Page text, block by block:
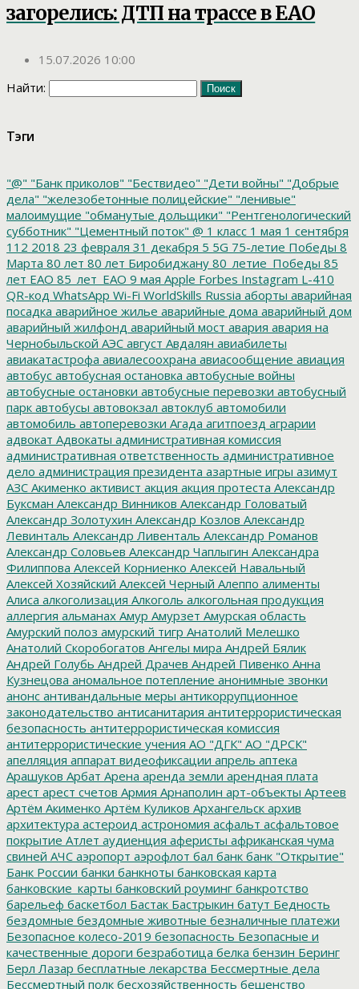
загорелись: ДТП на трассе в ЕАО
15.07.2026 10:00
Найти:
Тэги
"@" "Банк приколов" "Бествидео" "Дети войны" "Добрые
дела" "железобетонные полицейские" "ленивые"
малоимущие "обманутые дольщики" "Рентгенологический
субботник" "Цементный поток" @ 1 класс 1 мая 1 сентября
112 2018 23 февраля 31 декабря 5 5G 75-летие Победы 8
Марта 80 лет 80 лет Биробиджану 80_летие_Победы 85
лет ЕАО 85_лет_ЕАО 9 мая Apple Forbes Instagram L-410
QR-код WhatsApp Wi-Fi WorldSkills Russia аборты аварийная
посадка аварийное жилье аварийные дома аварийный дом
аварийный жилфонд аварийный мост авария авария на
Чернобыльской АЭС август Авдалян авиабилеты
авиакатастрофа авиалесоохрана авиасообщение авиация
автобус автобусная остановка автобусные войны
автобусные остановки автобусные перевозки автобусный
парк автобусы автовокзал автоклуб автомобили
автомобиль автоперевозки Агада агитпоезд аграрии
адвокат Адвокаты административная комиссия
административная ответственность административное
дело администрация президента азартные игры азимут
АЗС Акименко активист акция акция протеста Александр
Буксман Александр Винников Александр Головатый
Александр Золотухин Александр Козлов Александр
Левинталь Александр Ливенталь Александр Романов
Александр Соловьев Александр Чаплыгин Александра
Филиппова Алексей Корниенко Алексей Навальный
Алексей Хозяйский Алексей Черный Алеппо алименты
Алиса алкоголизация Алкоголь алкогольная продукция
аллергия альманах Амур Амурзет Амурская область
Амурский полоз амурский тигр Анатолий Мелешко
Анатолий Скоробогатов Ангелы мира Андрей Бялик
Андрей Голубь Андрей Драчев Андрей Пивенко Анна
Кузнецова аномальное потепление анонимные звонки
анонс антивандальные меры антикоррупционное
законодательство антисанитария антитеррористическая
безопасность антитеррористическая комиссия
антитеррористические учения АО "ДГК" АО "ДРСК"
апелляция аппарат видеофиксации апрель аптека
Арашуков Арбат Арена аренда земли арендная плата
арест арест счетов Армия Арнаполин арт-объекты Артеев
Артём Акименко Артём Куликов Архангельск архив
архитектура астероид астрономия асфальт асфальтовое
покрытие Атлет аудиенция аферисты африканская чума
свиней АЧС аэропорт аэрофлот бал банк банк "Открытие"
Банк России банки банкноты банковская карта
банковские_карты банковский роуминг банкротство
барельеф баскетбол Бастак Бастрыкин батут Бедность
бездомные бездомные животные безналичные платежи
Безопасное колесо-2019 безопасность Безопасные и
качественные дороги безработица белка бензин Беринг
Берл Лазар бесплатные лекарства Бессмертные дела
Бессмертный полк бесхозяйственность бешенство